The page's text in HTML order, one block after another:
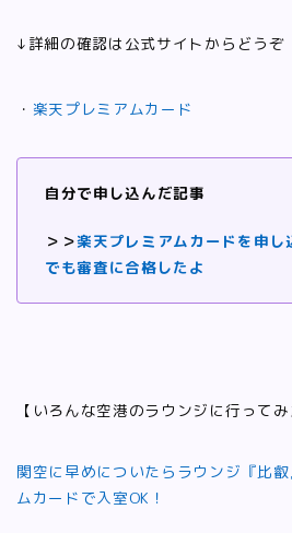
↓詳細の確認は公式サイトからどうぞ
・ 楽天プレミアムカード
自分で申し込んだ記事
＞＞楽天プレミアムカードを申し
でも審査に合格したよ
【いろんな空港のラウンジに行ってみ
関空に早めについたらラウンジ『比
ムカードで入室OK！